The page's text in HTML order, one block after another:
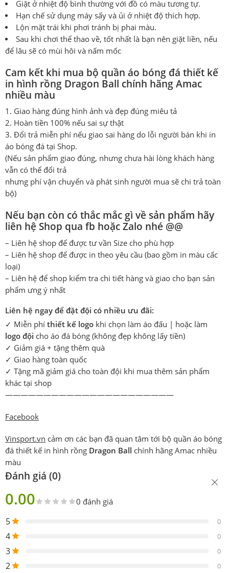
Giặt ở nhiệt độ bình thường với đồ có màu tương tự.
Hạn chế sử dụng máy sấy và ủi ở nhiệt độ thích hợp.
Lộn mặt trái khi phơi tránh bị phai màu.
Sau khi chơi thể thao về, tốt nhất là bạn nên giặt liền, nếu
để lâu sẽ có mùi hôi và nấm mốc
Cam kết khi mua bộ quần áo bóng đá thiết kế
in hình rồng Dragon Ball chính hãng Amac
nhiều màu
Giao hàng đúng hình ảnh và đẹp đúng miêu tả
Hoàn tiền 100% nếu sai sự thật
Đổi trả miễn phí nếu giao sai hàng do lỗi người bán khi in
áo bóng đá tại Shop.
(Nếu sản phẩm giao đúng, nhưng chưa hài lòng khách hàng
vẫn có thể đổi trả
nhưng phí vận chuyển và phát sinh người mua sẽ chi trả toàn
bộ)
Nếu bạn còn có thắc mắc gì về sản phẩm hãy
liên hệ Shop qua fb hoặc Zalo nhé @@
– Liên hệ shop để được tư vần Size cho phù hợp
– Liên hệ shop để được in theo yêu cầu (bao gồm in màu cấc
loại)
– Liên hệ để shop kiểm tra chi tiết hàng và giao cho bạn sản
phẩm ưng ý nhất
Liên hệ ngay để đặt đội có nhiều ưu đãi:
✓ Miễn phí thiết kế logo khi chọn làm áo đấu | hoặc làm
logo đội cho áo đá bóng (không đẹp không lấy tiền)
✓ Giảm giá + tặng thêm quà
✓ Giao hàng toàn quốc
✓ Tặng mã giảm giá cho toàn đội khi mua thêm sản phẩm
khác tại shop
——————————————————————
Facebook
Vinsport.vn cảm ơn các bạn đã quan tâm tới bộ quần áo bóng
đá thiết kế in hình rồng Dragon Ball chính hãng Amac nhiều
màu
Đánh giá (0)
0.00 0 đánh giá
5 0
4 0
3 0
2 0